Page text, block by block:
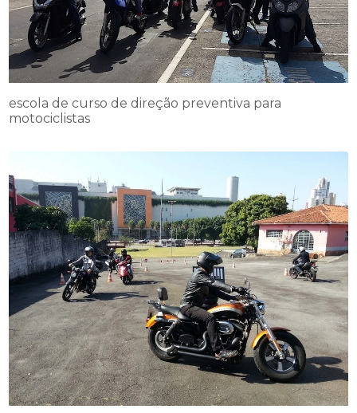
escola de curso de direção preventiva para
motociclistas